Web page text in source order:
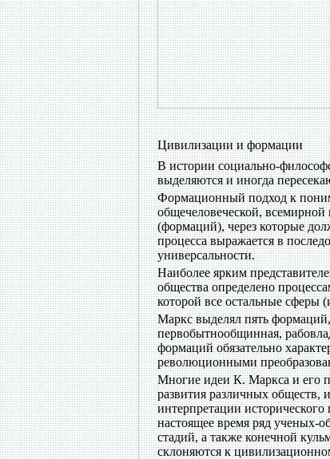
Цивилизации и формации
В истории социально-
выделяются и иногда
Формационный подход к
общечеловеческой,
(формаций), через которые
процесса выражается в
универсальности.
Наиболее ярким
общества определено
которой все остальные сферы
Маркс выделял пять
первобытнообщинная,
формаций обязательно
революционными
Многие идеи К. Маркса и его
развития различных обществ,
интерпретации
настоящее время ряд ученых-
стадий, а также конечной
склоняются к